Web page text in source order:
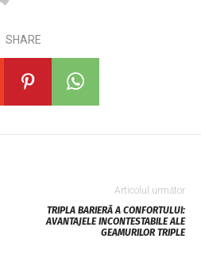
SHARE
Articolul următor
TRIPLA BARIERĂ A CONFORTULUI:
AVANTAJELE INCONTESTABILE ALE
GEAMURILOR TRIPLE